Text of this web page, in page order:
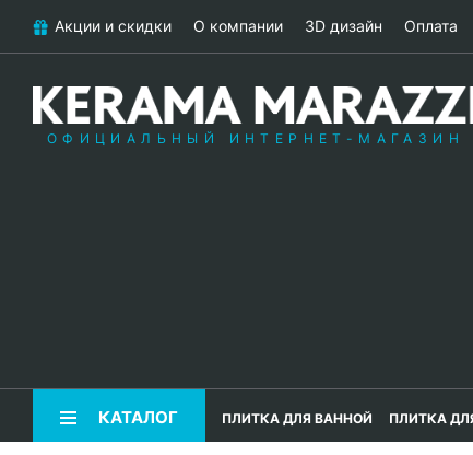
Акции и скидки О компании 3D дизайн Оплата
ОФИЦИАЛЬНЫЙ ИНТЕРНЕТ-МАГАЗИН
КАТАЛОГ ПЛИТКА ДЛЯ ВАННОЙ ПЛИТКА